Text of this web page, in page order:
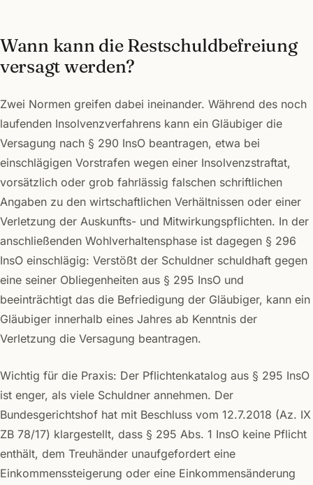
Wann kann die Restschuldbefreiung
versagt werden?
Zwei Normen greifen dabei ineinander. Während des noch
laufenden Insolvenzverfahrens kann ein Gläubiger die
Versagung nach § 290 InsO beantragen, etwa bei
einschlägigen Vorstrafen wegen einer Insolvenzstraftat,
vorsätzlich oder grob fahrlässig falschen schriftlichen
Angaben zu den wirtschaftlichen Verhältnissen oder einer
Verletzung der Auskunfts- und Mitwirkungspflichten. In der
anschließenden Wohlverhaltensphase ist dagegen § 296
InsO einschlägig: Verstößt der Schuldner schuldhaft gegen
eine seiner Obliegenheiten aus § 295 InsO und
beeinträchtigt das die Befriedigung der Gläubiger, kann ein
Gläubiger innerhalb eines Jahres ab Kenntnis der
Verletzung die Versagung beantragen.
Wichtig für die Praxis: Der Pflichtenkatalog aus § 295 InsO
ist enger, als viele Schuldner annehmen. Der
Bundesgerichtshof hat mit Beschluss vom 12.7.2018 (Az. IX
ZB 78/17) klargestellt, dass § 295 Abs. 1 InsO keine Pflicht
enthält, dem Treuhänder unaufgefordert eine
Einkommenssteigerung oder eine Einkommensänderung